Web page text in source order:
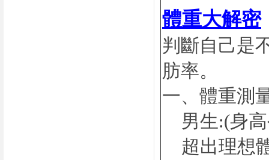
體重大解密
判斷自己是
肪率。
一、體重測
男生:(身
超出理想